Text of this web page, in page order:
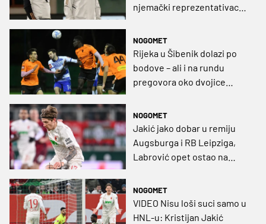
njemački reprezentativac
NOGOMET
Rijeka u Šibenik dolazi po
bodove – ali i na rundu
pregovora oko dvojice
NOGOMET
Jakić jako dobar u remiju
Augsburga i RB Leipziga,
Labrović opet ostao na
NOGOMET
VIDEO Nisu loši suci samo u
HNL-u: Kristijan Jakić